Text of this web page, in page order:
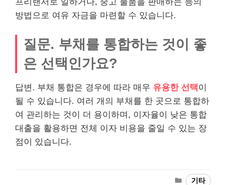
방법으로 여유 자금을 마련할 수 있습니다.
질문. 부채를 통합하는 것이 좋
은 선택인가요?
답변. 부채 통합은 경우에 따라 매우 유용한 선택이
될 수 있습니다. 여러 개의 부채를 한 곳으로 통합하
여 관리하는 것이 더 용이하며, 이자율이 낮은 통합
대출을 활용하면 전체 이자 비용을 줄일 수 있는 장
점이 있습니다.
Categories
기타